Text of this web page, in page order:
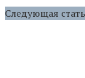
Следующая